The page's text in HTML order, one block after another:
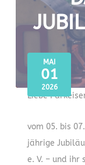
MAI
01
2026
Liebe
vom 05. bis
jährige
e. V. – und ihr